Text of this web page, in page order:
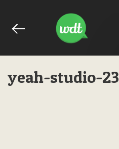
yeah-studio-23